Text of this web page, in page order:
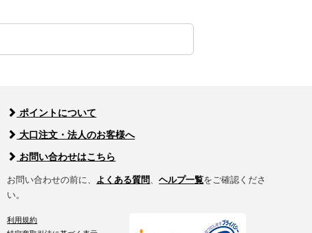
ポイントについて
大口注文・法人のお客様へ
お問い合わせはこちら
お問い合わせの前に、 よくある質問 、ヘルプ一覧をご確認くださ
い。
利用規約